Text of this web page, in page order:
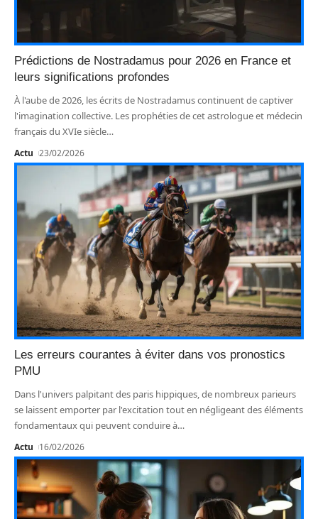
Prédictions de Nostradamus pour 2026 en France et
leurs significations profondes
À l'aube de 2026, les écrits de Nostradamus continuent de captiver
l'imagination collective. Les prophéties de cet astrologue et médecin
français du XVIe siècle…
Actu 23/02/2026
Les erreurs courantes à éviter dans vos pronostics
PMU
Dans l'univers palpitant des paris hippiques, de nombreux parieurs
se laissent emporter par l'excitation tout en négligeant des éléments
fondamentaux qui peuvent conduire à…
Actu 16/02/2026